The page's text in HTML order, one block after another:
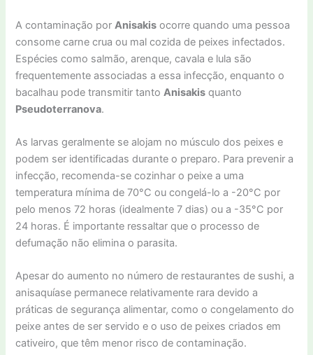
A contaminação por Anisakis ocorre quando uma pessoa
consome carne crua ou mal cozida de peixes infectados.
Espécies como salmão, arenque, cavala e lula são
frequentemente associadas a essa infecção, enquanto o
bacalhau pode transmitir tanto Anisakis quanto
Pseudoterranova.
As larvas geralmente se alojam no músculo dos peixes e
podem ser identificadas durante o preparo. Para prevenir a
infecção, recomenda-se cozinhar o peixe a uma
temperatura mínima de 70°C ou congelá-lo a -20°C por
pelo menos 72 horas (idealmente 7 dias) ou a -35°C por
24 horas. É importante ressaltar que o processo de
defumação não elimina o parasita.
Apesar do aumento no número de restaurantes de sushi, a
anisaquíase permanece relativamente rara devido a
práticas de segurança alimentar, como o congelamento do
peixe antes de ser servido e o uso de peixes criados em
cativeiro, que têm menor risco de contaminação.